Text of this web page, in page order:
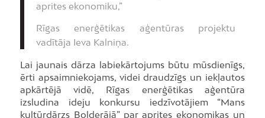
aprites ekonomiku,”
Rīgas enerģētikas aģentūras projektu
vadītāja Ieva Kalniņa.
Lai jaunais dārza labiekārtojums būtu mūsdienīgs,
ērti apsaimniekojams, videi draudzīgs un iekļautos
apkārtējā vidē, Rīgas enerģētikas aģentūra
izsludina ideju konkursu iedzīvotājiem “Mans
kultūrdārzs Bolderājā” par aprites ekonomikas un